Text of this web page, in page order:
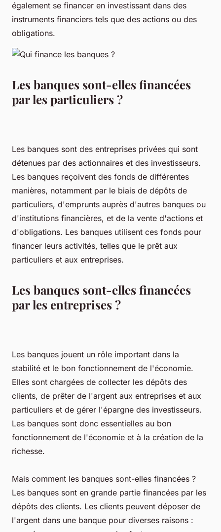
également se financer en investissant dans des
instruments financiers tels que des actions ou des
obligations.
Les banques sont-elles financées
par les particuliers ?
Les banques sont des entreprises privées qui sont
détenues par des actionnaires et des investisseurs.
Les banques reçoivent des fonds de différentes
manières, notamment par le biais de dépôts de
particuliers, d'emprunts auprès d'autres banques ou
d'institutions financières, et de la vente d'actions et
d'obligations. Les banques utilisent ces fonds pour
financer leurs activités, telles que le prêt aux
particuliers et aux entreprises.
Les banques sont-elles financées
par les entreprises ?
Les banques jouent un rôle important dans la
stabilité et le bon fonctionnement de l'économie.
Elles sont chargées de collecter les dépôts des
clients, de prêter de l'argent aux entreprises et aux
particuliers et de gérer l'épargne des investisseurs.
Les banques sont donc essentielles au bon
fonctionnement de l'économie et à la création de la
richesse.
Mais comment les banques sont-elles financées ?
Les banques sont en grande partie financées par les
dépôts des clients. Les clients peuvent déposer de
l'argent dans une banque pour diverses raisons :